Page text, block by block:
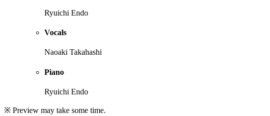
Ryuichi Endo
Vocals
Naoaki Takahashi
Piano
Ryuichi Endo
※ Preview may take some time.